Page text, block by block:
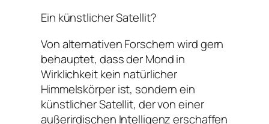
Ein künstlicher Satellit?
Von alternativen Forschern wird gern
behauptet, dass der Mond in
Wirklichkeit kein natürlicher
Himmelskörper ist, sondern ein
künstlicher Satellit, der von einer
außerirdischen Intelligenz erschaffen